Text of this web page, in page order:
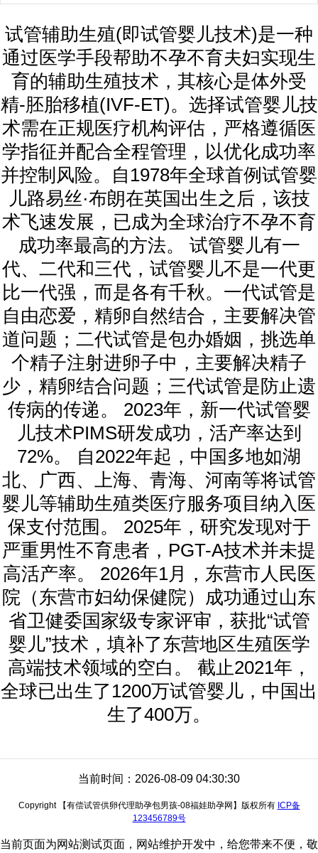
试管辅助生殖(即试管婴儿技术)是一种
通过医学手段帮助不孕不育夫妇实现生
育的辅助生殖技术，其核心是体外受
精-胚胎移植(IVF-ET)。选择试管婴儿技
术需在正规医疗机构评估，严格遵循医
学指征并配合全程管理，以优化成功率
并控制风险。自1978年全球首例试管婴
儿路易丝·布朗在英国出生之后，该技
术飞速发展，已成为全球治疗不孕不育
成功率最高的方法。 试管婴儿有一
代、二代和三代，试管婴儿不是一代更
比一代强，而是各有千秋。一代试管是
自由恋爱，精卵自然结合，主要解决管
道问题；二代试管是包办婚姻，挑选单
个精子注射进卵子中，主要解决精子
少，精卵结合问题；三代试管是防止遗
传病的传递。 2023年，新一代试管婴
儿技术PIMS研发成功，活产率达到
72%。 自2022年起，中国多地如湖
北、广西、上海、青海、河南等将试管
婴儿等辅助生殖类医疗服务项目纳入医
保支付范围。 2025年，研究发现对于
严重男性不育患者，PGT-A技术并未提
高活产率。 2026年1月，东营市人民医
院（东营市妇幼保健院）成功通过山东
省卫健委国家级专家评审，获批“试管
婴儿”技术，填补了东营地区生殖医学
高端技术领域的空白。 截止2021年，
全球已出生了1200万试管婴儿，中国出
生了400万。
当前时间：2026-08-09 04:30:30
Copyright 【有偿试管供卵代理助孕包男孩-08福娃助孕网】版权所有 ICP备
123456789号
当前页面为网站测试页面，网站维护开发中，给您带来不便，敬